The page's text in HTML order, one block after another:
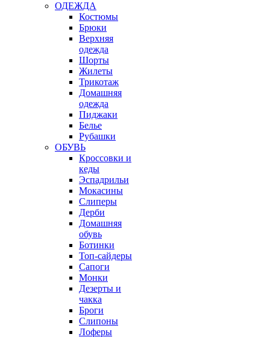
ОДЕЖДА
Костюмы
Брюки
Верхняя
одежда
Шорты
Жилеты
Трикотаж
Домашняя
одежда
Пиджаки
Белье
Рубашки
ОБУВЬ
Кроссовки и
кеды
Эспадрильи
Мокасины
Слиперы
Дерби
Домашняя
обувь
Ботинки
Топ-сайдеры
Сапоги
Монки
Дезерты и
чакка
Броги
Слипоны
Лоферы